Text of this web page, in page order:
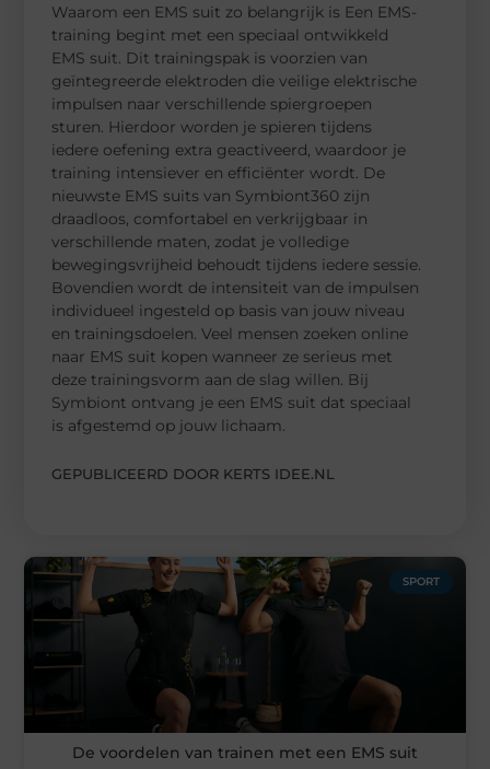
Waarom een EMS suit zo belangrijk is Een EMS-
training begint met een speciaal ontwikkeld
EMS suit. Dit trainingspak is voorzien van
geïntegreerde elektroden die veilige elektrische
impulsen naar verschillende spiergroepen
sturen. Hierdoor worden je spieren tijdens
iedere oefening extra geactiveerd, waardoor je
training intensiever en efficiënter wordt. De
nieuwste EMS suits van Symbiont360 zijn
draadloos, comfortabel en verkrijgbaar in
verschillende maten, zodat je volledige
bewegingsvrijheid behoudt tijdens iedere sessie.
Bovendien wordt de intensiteit van de impulsen
individueel ingesteld op basis van jouw niveau
en trainingsdoelen. Veel mensen zoeken online
naar EMS suit kopen wanneer ze serieus met
deze trainingsvorm aan de slag willen. Bij
Symbiont ontvang je een EMS suit dat speciaal
is afgestemd op jouw lichaam.
GEPUBLICEERD DOOR KERTS IDEE.NL
SPORT
De voordelen van trainen met een EMS suit